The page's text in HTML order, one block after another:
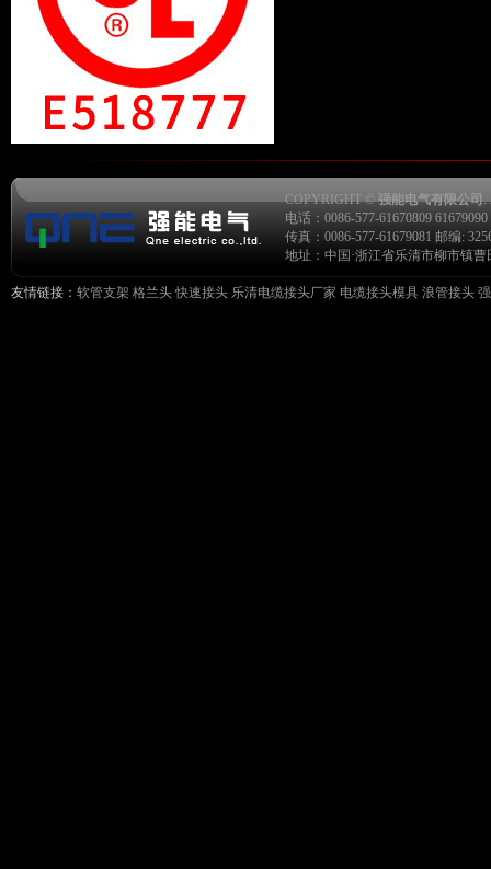
COPYRIGHT ©强能电气有限公司.
电话：0086-577-61670809
传真：0086-577-61679081 邮编:
地址：中国·浙江省乐清市柳市镇
友情链接： 软管支架 格兰头 快速接头 乐清电缆接头厂家 电缆接头模具 浪管接头